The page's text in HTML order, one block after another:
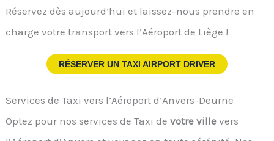
Réservez dès aujourd’hui et laissez-nous prendre en
charge votre transport vers l’Aéroport de Liège !
RÉSERVER UN TAXI AIRPORT DRIVER
Services de Taxi vers l’Aéroport d’Anvers-Deurne
Optez pour nos services de Taxi devotre ville vers